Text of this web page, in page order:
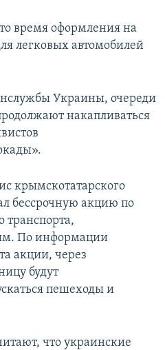
время оформления на
легковых автомобилей
Украины, очереди
накапливаться
крымскотатарского
бессрочную акцию по
транспорта,
По информации
акции, через
будут
пешеходы и
что украинские